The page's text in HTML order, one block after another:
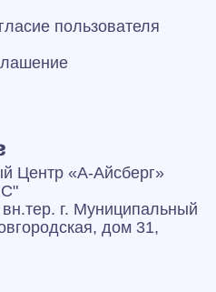
пользователя
Центр «А‑Айсберг»
г. Муниципальный
дом 31,